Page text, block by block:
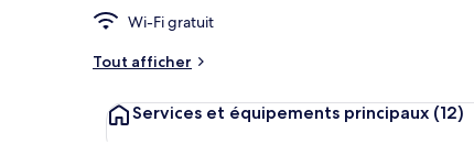
n
Wi-Fi gratuit
Tout afficher
Services et équipements principaux (12)